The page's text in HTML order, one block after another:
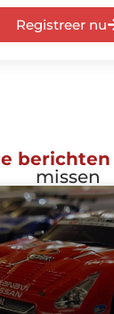
Registreer nu
berichten
missen